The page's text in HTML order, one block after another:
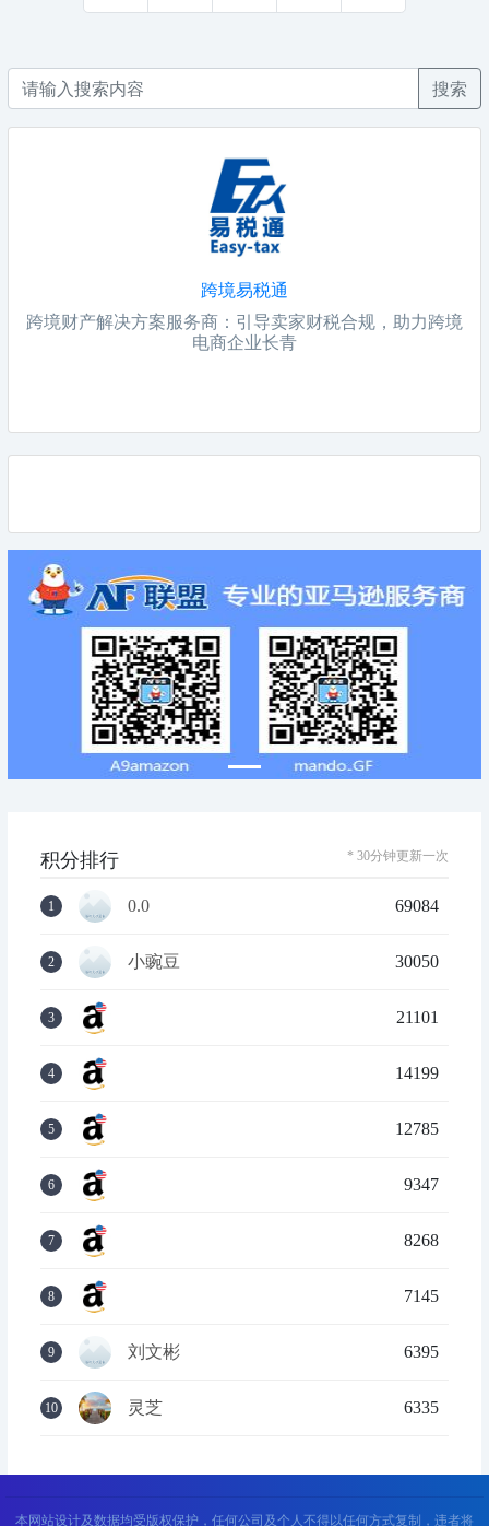
搜索
跨境易税通
跨境财产解决方案服务商：引导卖家财税合规，助力跨境
电商企业长青
积分排行 * 30分钟更新一次
1 0.0 69084
2 小豌豆 30050
3 21101
4 14199
5 12785
6 9347
7 8268
8 7145
9 刘文彬 6395
10 灵芝 6335
本网站设计及数据均受版权保护，任何公司及个人不得以任何方式复制，违者将